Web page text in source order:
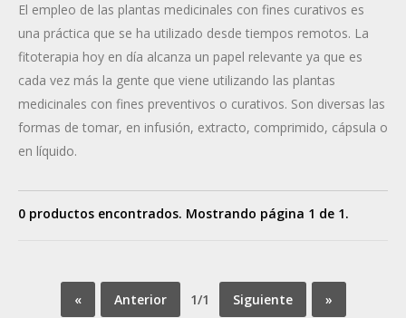
El empleo de las plantas medicinales con fines curativos es
una práctica que se ha utilizado desde tiempos remotos. La
fitoterapia hoy en día alcanza un papel relevante ya que es
cada vez más la gente que viene utilizando las plantas
medicinales con fines preventivos o curativos. Son diversas las
formas de tomar, en infusión, extracto, comprimido, cápsula o
en líquido.
0 productos encontrados. Mostrando página 1 de 1.
« Anterior 1/1 Siguiente »